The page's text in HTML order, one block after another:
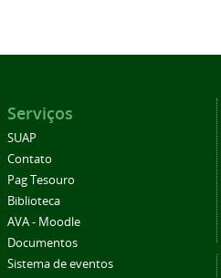
Serviços
SUAP
Contato
Pag Tesouro
Biblioteca
AVA - Moodle
Documentos
Sistema de eventos